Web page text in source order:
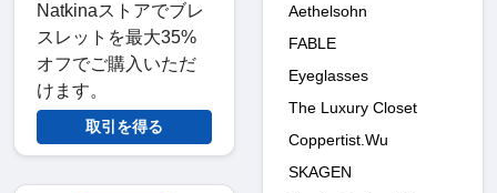
Natkinaストアでブレ
スレットを最大35%
オフでご購入いただ
けます。
取引を得る
Aethelsohn
FABLE
Eyeglasses
The Luxury Closet
Coppertist.Wu
SKAGEN